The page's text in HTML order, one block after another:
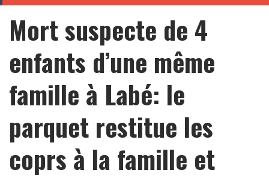
Mort suspecte de 4
enfants d’une même
famille à Labé: le
parquet restitue les
coprs à la famille et